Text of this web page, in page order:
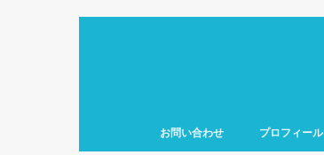
お問い合わせ プロフィール